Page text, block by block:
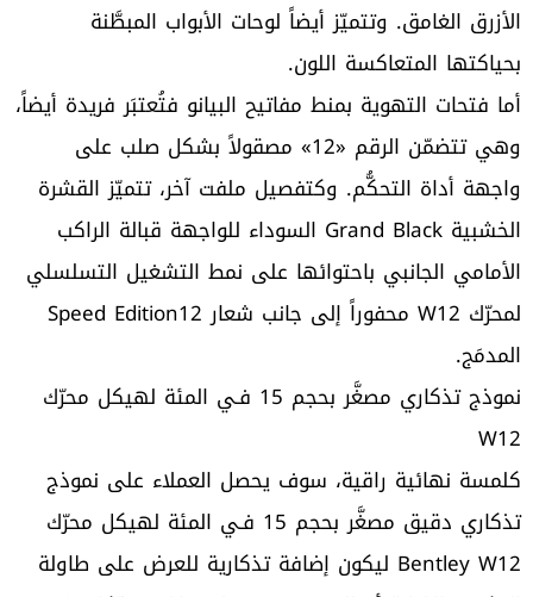
الأزرق الغامق. وتتميّز أيضاً لوحات الأبواب المبطَّنة
بحياكتها المتعاكسة اللون.
أما فتحات التهوية بمنط مفاتيح البيانو فتُعتبَر فريدة أيضاً،
وهي تتضمّن الرقم «12» مصقولاً بشكل صلب على
واجهة أداة التحكُّم. وكتفصيل ملفت آخر، تتميّز القشرة
الخشبية Grand Black السوداء للواجهة قبالة الراكب
الأمامي الجانبي باحتوائها على نمط التشغيل التسلسلي
لمحرّك W12 محفوراً إلى جانب شعار Speed Edition12
المدمَج.
نموذج تذكاري مصغَّر بحجم 15 فـي المئة لهيكل محرّك
W12
كلمسة نهائية راقية، سوف يحصل العملاء على نموذج
تذكاري دقيق مصغَّر بحجم 15 فـي المئة لهيكل محرّك
Bentley W12 ليكون إضافة تذكارية للعرض على طاولة